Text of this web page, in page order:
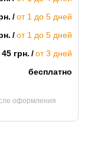
от 1 до 5 дней
от 1 до 5 дней
грн.
от 3 дней
бесплатно
оформления